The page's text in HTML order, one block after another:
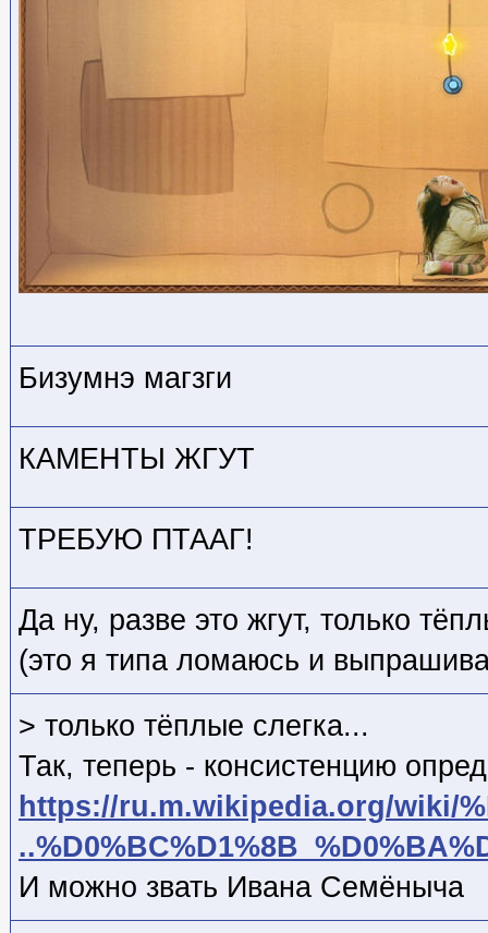
Бизумнэ магзги
КАМЕНТЫ ЖГУТ
ТРЕБУЮ ПТААГ!
Да ну, разве это жгут, только
(это я типа ломаюсь и
> только тёплые слегка...
Так, теперь - консистенцию
https://ru.m.wikipedia.org/wiki/
И можно звать Ивана Семёныча